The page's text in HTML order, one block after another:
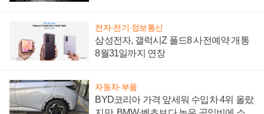
전자·전기·정보통신
삼성전자, 갤럭시Z 폴드8 사전예약 개통
8월31일까지 연장
자동차·부품
BYD코리아 가격 앞세워 수입차 4위 올랐